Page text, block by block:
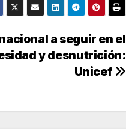
a seguir en el
y desnutrición:
Unicef